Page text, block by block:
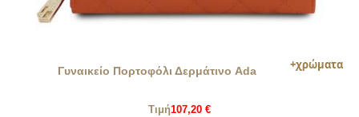
Γυναικείο Πορτοφόλι Δερμάτινο Ada
Τιμή107,20 €